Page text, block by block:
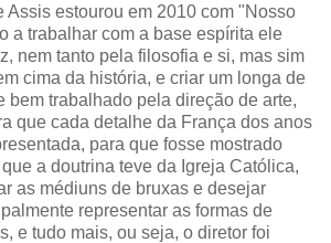
Assis estourou em 2010 com "Nosso
a trabalhar com a base espírita ele
nem tanto pela filosofia e si, mas sim
cima da história, e criar um longa de
bem trabalhado pela direção de arte,
que cada detalhe da França dos anos
para que fosse mostrado
a doutrina teve da Igreja Católica,
as médiuns de bruxas e desejar
representar as formas de
e tudo mais, ou seja, o diretor foi